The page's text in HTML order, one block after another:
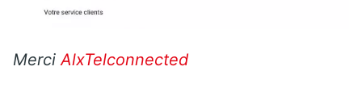
MerciAlxTelconnected